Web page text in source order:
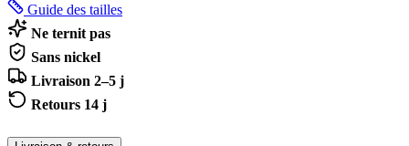
Guide des tailles
Ne ternit pas
Sans nickel
Livraison 2–5 j
Retours 14 j